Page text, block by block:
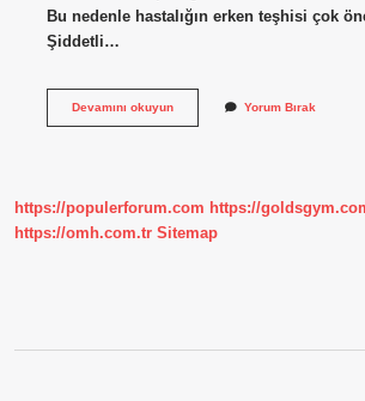
Bu nedenle hastalığın erken teşhisi çok
Şiddetli…
Devamını okuyunEnsefalit
Yorum Bırak
https://populerforum.com https://
https://omh.com.tr Sitemap